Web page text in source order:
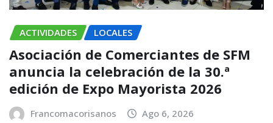
ACTIVIDADES LOCALES
Asociación de Comerciantes de SFM
anuncia la celebración de la 30.ª
edición de Expo Mayorista 2026
Francomacorisanos Ago 6, 2026